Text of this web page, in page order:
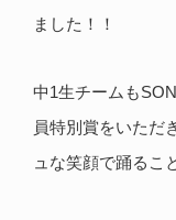
ました！！
中1生チームも
員特別賞をいただ
ュな笑顔で踊るこ